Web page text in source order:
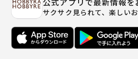
サクサク見られて、楽しい